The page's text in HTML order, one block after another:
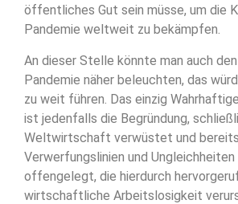
öffentliches Gut sein müsse, um die
Pandemie weltweit zu bekämpfen.
An dieser Stelle könnte man auch
Pandemie näher beleuchten, das
zu weit führen. Das einzig
ist jedenfalls die Begründung,
Weltwirtschaft verwüstet und
Verwerfungslinien und Ungleichheiten
offengelegt, die hierdurch
wirtschaftliche Arbeitslosigkeit